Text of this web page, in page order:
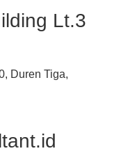
Lt.3
Duren Tiga,